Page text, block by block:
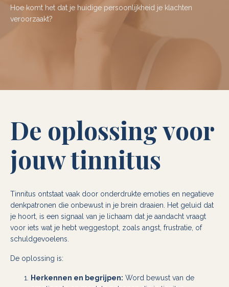
Hoe komt het dat je huidige persoonlijkheid je klachten
veroorzaakt?
De oplossing voor
jouw tinnitus
Tinnitus ontstaat vaak door onderdrukte emoties en negatieve
denkpatronen die onbewust in je brein draaien. Het geluid dat
je hoort, is een signaal van je lichaam dat je aandacht vraagt
voor iets wat je hebt weggestopt, zoals angst, frustratie, of
schuldgevoelens.
De oplossing is:
Herkennen en begrijpen: Word bewust van de